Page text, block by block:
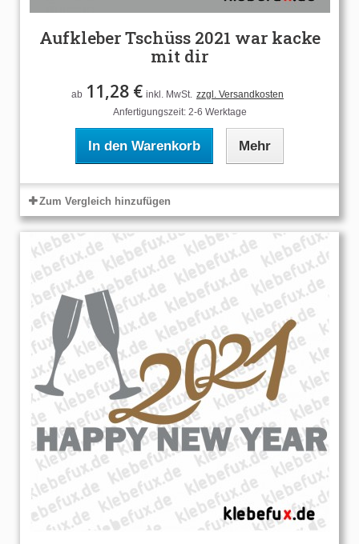
Aufkleber Tschüss 2021 war kacke
mit dir
ab 11,28 € inkl. MwSt. zzgl. Versandkosten
Anfertigungszeit: 2-6 Werktage
In den Warenkorb Mehr
Zum Vergleich hinzufügen